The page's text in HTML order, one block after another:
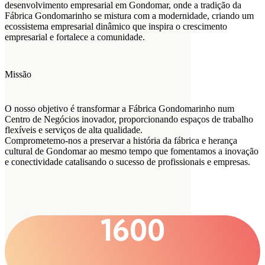
desenvolvimento empresarial em Gondomar, onde a tradição da
Fábrica Gondomarinho se mistura com a modernidade, criando um
ecossistema empresarial dinâmico que inspira o crescimento
empresarial e fortalece a comunidade.
Missão
O nosso objetivo é transformar a Fábrica Gondomarinho num
Centro de Negócios inovador, proporcionando espaços de trabalho
flexíveis e serviços de alta qualidade.
Comprometemo-nos a preservar a história da fábrica e herança
cultural de Gondomar ao mesmo tempo que fomentamos a inovação
e conectividade catalisando o sucesso de profissionais e empresas.
1600